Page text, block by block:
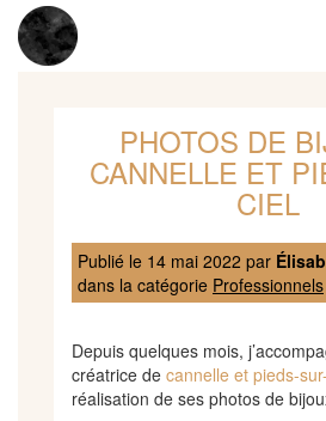
PHOTOS DE
CANNELLE ET
CIEL
Publié le 14 mai 2022 par
dans la catégorie Professionnels
Depuis quelques mois,
créatrice de cannelle et pieds-
réalisation de ses photos de